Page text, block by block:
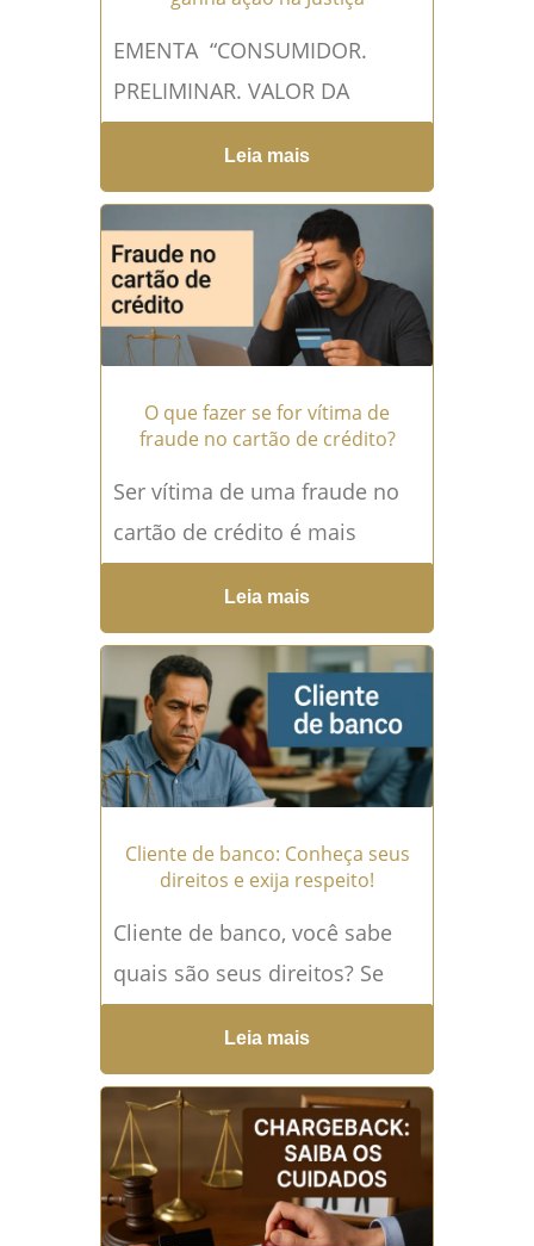
EMENTA “CONSUMIDOR.
PRELIMINAR. VALOR DA
CAUSA. INTERESSE DE AGIR.
AUSÊNCIA. FRAUDE BANCÁRIA.
GOLPE DA FALSA CENTRAL DE
ATENDIMENTO. FORTUITO
INTERNO. RESPONSABILIDADE
OBJETIVA....Leia mais →
Leia mais
O que fazer se for vítima de
fraude no cartão de crédito?
Ser vítima de uma fraude no
cartão de crédito é mais
comum do que muitos
imaginam — e pode gerar
consequências graves...Leia
mais →
Leia mais
Cliente de banco: Conheça seus
direitos e exija respeito!
Cliente de banco, você sabe
quais são seus direitos? Se
você já se sentiu lesado por
cobrança indevida, falta de
transparência ou...Leia mais
→
Leia mais